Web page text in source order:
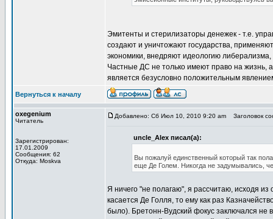
Эмитенты и стерилизаторы денежек - т.е.
создают и уничтожают государства,
экономики, внедряют идеологию
Частные ДС не только имеют право на жизнь,
является безусловно положительным
Вернуться к началу
oxegenium
Читатель
Зарегистрирован:
17.01.2009
Сообщения: 62
Откуда: Moskva
Добавлено: Сб Июл 10, 2010 9:20 am Заголовок
uncle_Alex писал(а):
Вы пожалуй единственный который так
еще Де Голем. Никогда не задумывались,
Я ничего "не полагаю", я рассчитаю, исходя
касается Де Голля, то ему как раз
было). Бретонн-Вудский фокус заключался не